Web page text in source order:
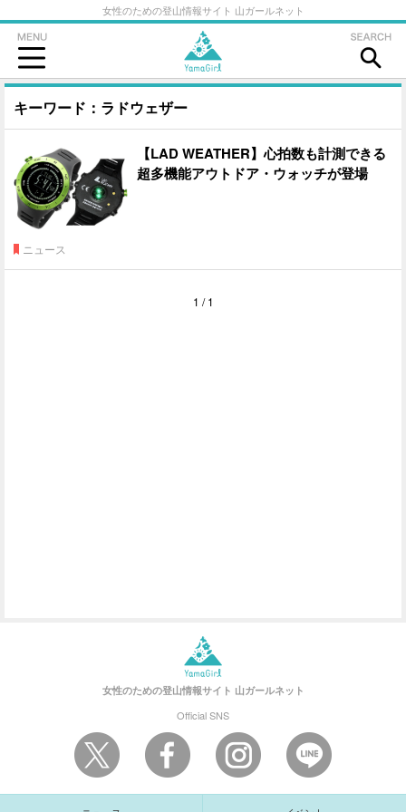
女性のための登山情報サイト 山ガールネット
キーワード：ラドウェザー
【LAD WEATHER】心拍数も計測できる
超多機能アウトドア・ウォッチが登場
ニュース
1 / 1
女性のための登山情報サイト 山ガールネット
Official SNS